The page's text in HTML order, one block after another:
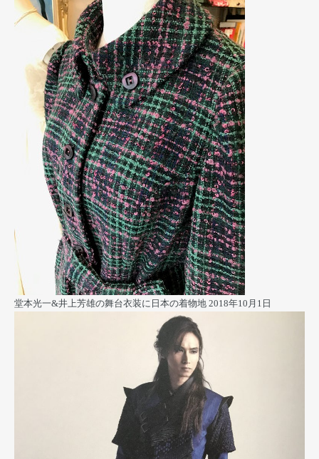
堂本光一&井上芳雄の舞台衣装に日本の着物地 2018年10月1日